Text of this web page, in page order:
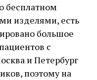
бесплатном
изделями, есть
большое
с
и Петербург
поэтому на